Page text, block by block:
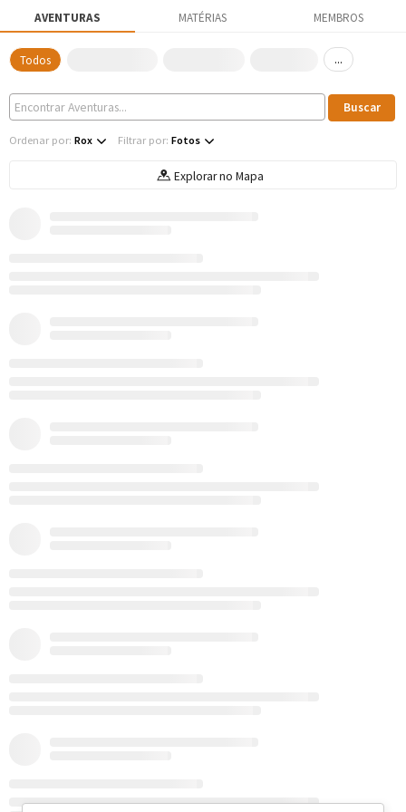
AVENTURAS MATÉRIAS MEMBROS
Todos ...
Ordenar por: Rox Filtrar por: Fotos
Explorar no Mapa